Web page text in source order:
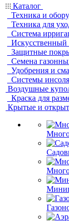
Каталог
Техника и
Техника для
Система
Искусственный
Защитные
Семена
Удобрения и
Системы
Воздушные
Краска для
Крытые и